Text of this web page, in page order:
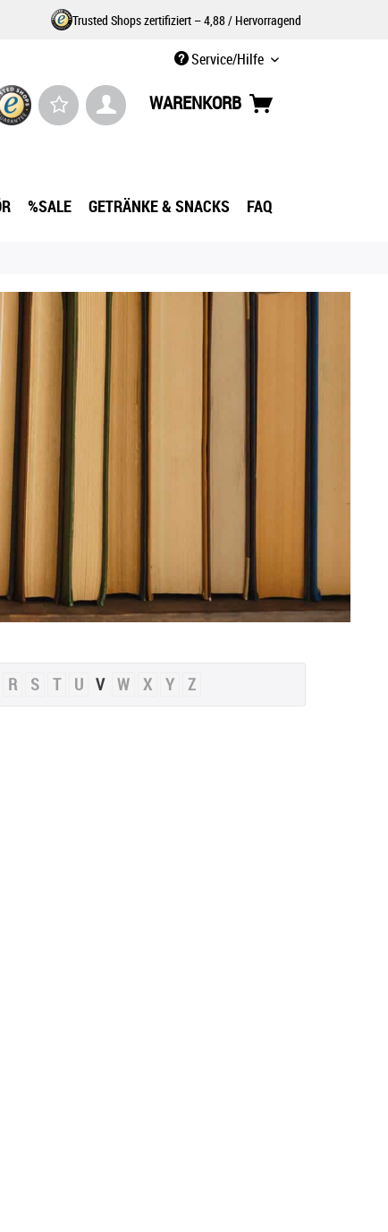
Trusted Shops zertifiziert – 4,88 / Hervorragend
Service/Hilfe
WARENKORB
%SALE GETRÄNKE & SNACKS FAQ
R S T U V W X Y Z